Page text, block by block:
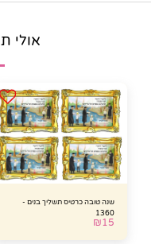
אולי
שנה טובה כרטיס תשליך בנים -
1360
₪15